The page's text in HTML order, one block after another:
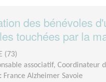
des bénévoles
touchées par la
(73)
associatif, Coordinateur
France Alzheimer Savoie